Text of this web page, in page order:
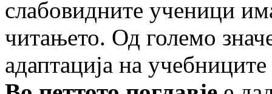
слабовидните ученици
читањето. Од големо
адаптација на